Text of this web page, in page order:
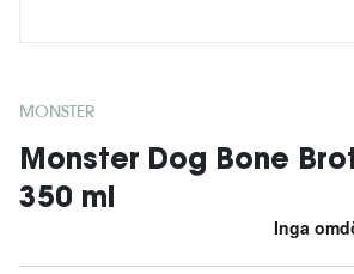
MONSTER
Monster Dog Bone
350 ml